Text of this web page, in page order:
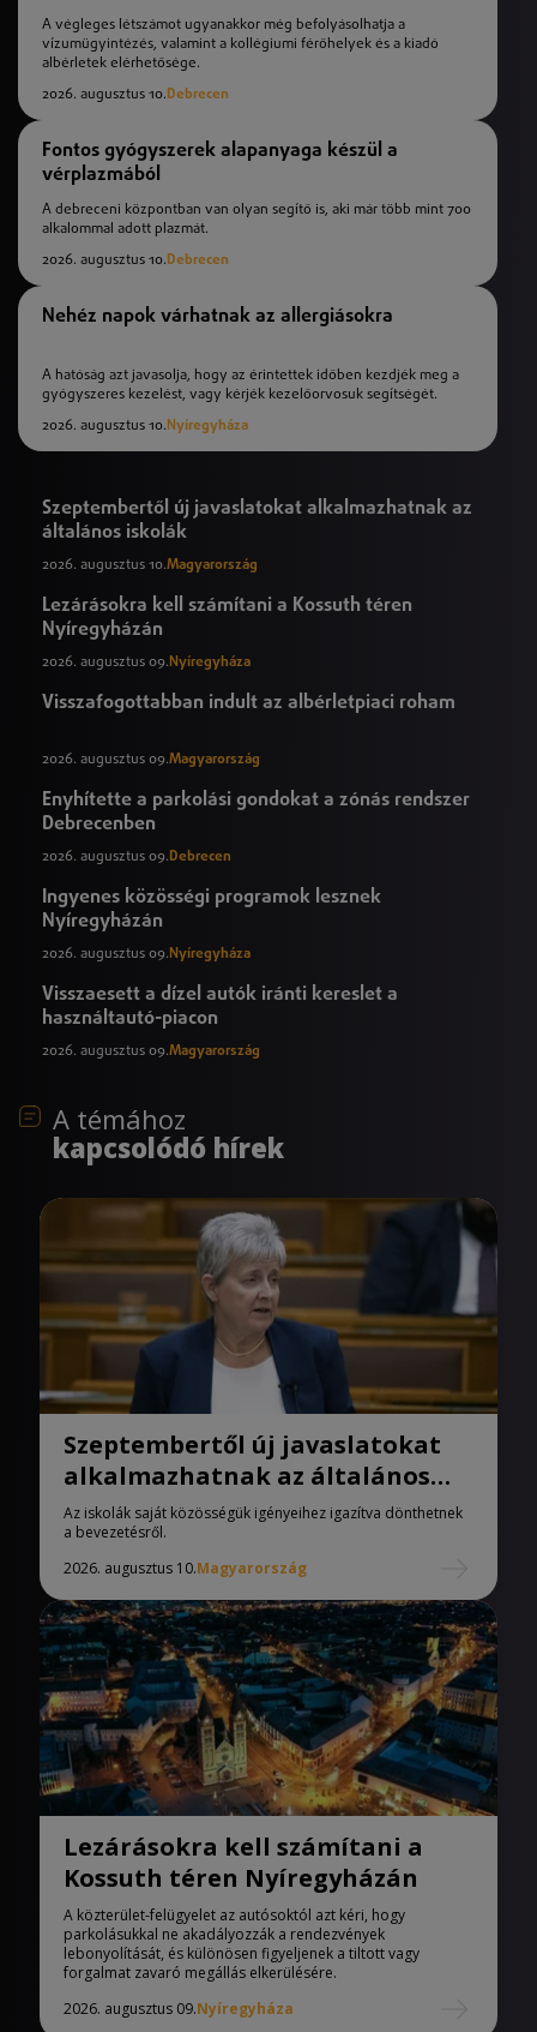
A végleges létszámot ugyanakkor még befolyásolhatja a
vízumügyintézés, valamint a kollégiumi férőhelyek és a kiadó
albérletek elérhetősége.
2026. augusztus 10.Debrecen
Fontos gyógyszerek alapanyaga készül a
vérplazmából
A debreceni központban van olyan segítő is, aki már több mint 700
alkalommal adott plazmát.
2026. augusztus 10.Debrecen
Nehéz napok várhatnak az allergiásokra
A hatóság azt javasolja, hogy az érintettek időben kezdjék meg a
gyógyszeres kezelést, vagy kérjék kezelőorvosuk segítségét.
2026. augusztus 10. Nyíregyháza
Szeptembertől új javaslatokat alkalmazhatnak az
általános iskolák
2026. augusztus 10.Magyarország
Lezárásokra kell számítani a Kossuth téren
Nyíregyházán
2026. augusztus 09. Nyíregyháza
Visszafogottabban indult az albérletpiaci roham
2026. augusztus 09.Magyarország
Enyhítette a parkolási gondokat a zónás rendszer
Debrecenben
2026. augusztus 09.Debrecen
Ingyenes közösségi programok lesznek
Nyíregyházán
2026. augusztus 09. Nyíregyháza
Visszaesett a dízel autók iránti kereslet a
használtautó-piacon
2026. augusztus 09.Magyarország
A témához
kapcsolódó hírek
Szeptembertől új javaslatokat
alkalmazhatnak az általános
iskolák
Az iskolák saját közösségük igényeihez igazítva dönthetnek
a bevezetésről.
2026. augusztus 10.Magyarország
Lezárásokra kell számítani a
Kossuth téren Nyíregyházán
A közterület-felügyelet az autósoktól azt kéri, hogy
parkolásukkal ne akadályozzák a rendezvények
lebonyolítását, és különösen figyeljenek a tiltott vagy
forgalmat zavaró megállás elkerülésére.
2026. augusztus 09.Nyíregyháza